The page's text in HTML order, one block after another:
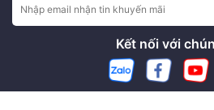
Kết nối với